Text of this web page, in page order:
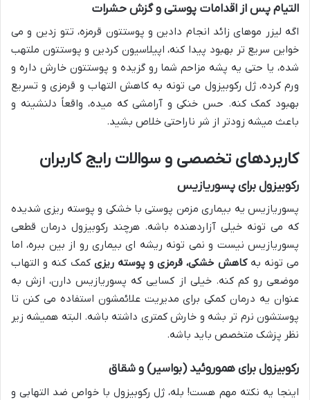
التیام پس از اقدامات پوستی و گزش حشرات
اگه لیزر موهای زائد انجام دادین و پوستتون قرمزه، تتو زدین و می
خواین سریع تر بهبود پیدا کنه، اپیلاسیون کردین و پوستتون ملتهب
شده، یا حتی یه پشه مزاحم شما رو گزیده و پوستتون خارش داره و
ورم کرده، ژل رکوبیزول می تونه به کاهش التهاب و قرمزی و تسریع
بهبود کمک کنه. حس خنکی و آرامشی که میده، واقعاً دلنشینه و
باعث میشه زودتر از شر ناراحتی خلاص بشید.
کاربردهای تخصصی و سوالات رایج کاربران
رکوبیزول برای پسوریازیس
پسوریازیس یه بیماری مزمن پوستی با خشکی و پوسته ریزی شدیده
که می تونه خیلی آزاردهنده باشه. هرچند رکوبیزول درمان قطعی
پسوریازیس نیست و نمی تونه ریشه ای بیماری رو از بین ببره، اما
می تونه بهکاهش خشکی، قرمزی و پوسته ریزی کمک کنه و التهاب
موضعی رو کم کنه. خیلی از کسایی که پسوریازیس دارن، ازش به
عنوان یه درمان کمکی برای مدیریت علائمشون استفاده می کنن تا
پوستشون نرم تر بشه و خارش کمتری داشته باشه. البته همیشه زیر
نظر پزشک متخصص باید باشه.
رکوبیزول برای هموروئید (بواسیر) و شقاق
اینجا یه نکته مهم هست! بله، ژل رکوبیزول با خواص ضد التهابی و